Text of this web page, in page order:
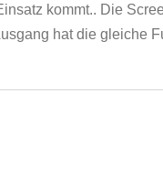
kommt.. Die
hat die gleiche